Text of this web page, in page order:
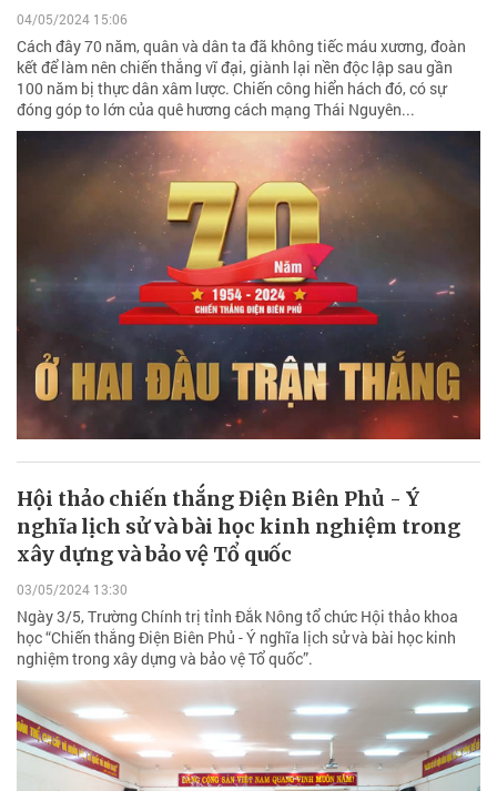
04/05/2024 15:06
Cách đây 70 năm, quân và dân ta đã không tiếc máu xương, đoàn
kết để làm nên chiến thắng vĩ đại, giành lại nền độc lập sau gần
100 năm bị thực dân xâm lược. Chiến công hiển hách đó, có sự
đóng góp to lớn của quê hương cách mạng Thái Nguyên...
Hội thảo chiến thắng Điện Biên Phủ - Ý
nghĩa lịch sử và bài học kinh nghiệm trong
xây dựng và bảo vệ Tổ quốc
03/05/2024 13:30
Ngày 3/5, Trường Chính trị tỉnh Đắk Nông tổ chức Hội thảo khoa
học “Chiến thắng Điện Biên Phủ - Ý nghĩa lịch sử và bài học kinh
nghiệm trong xây dựng và bảo vệ Tổ quốc”.